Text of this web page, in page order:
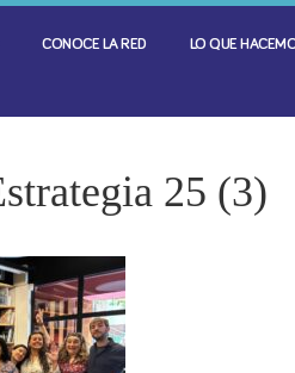
CONOCE LA RED LO QUE
25 (3)